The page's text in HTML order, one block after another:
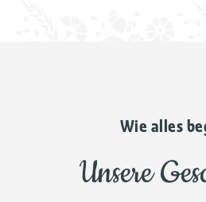
Wie alles
Unsere